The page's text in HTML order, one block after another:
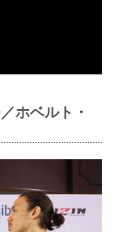
ホベルト・